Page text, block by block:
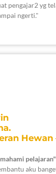
pengajar2 yg
ngerti."
Hewan
pelajaran"
aku